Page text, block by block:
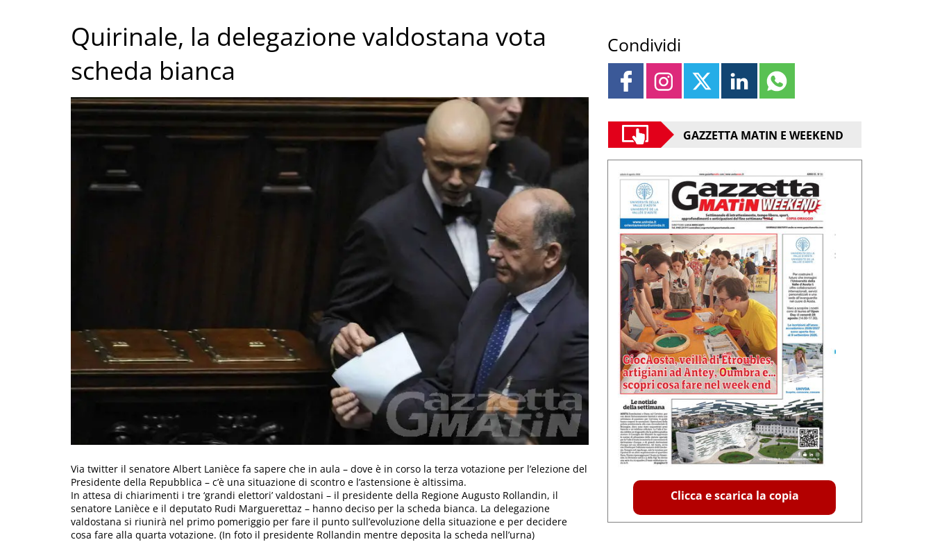
Quirinale, la delegazione valdostana vota
scheda bianca
Via twitter il senatore Albert Lanièce fa sapere che in aula – dove è in corso la terza votazione per l’elezione del
Presidente della Repubblica – c’è una situazione di scontro e l’astensione è altissima.
In attesa di chiarimenti i tre ‘grandi elettori’ valdostani – il presidente della Regione Augusto Rollandin, il
senatore Lanièce e il deputato Rudi Marguerettaz – hanno deciso per la scheda bianca. La delegazione
valdostana si riunirà nel primo pomeriggio per fare il punto sull’evoluzione della situazione e per decidere
cosa fare alla quarta votazione. (In foto il presidente Rollandin mentre deposita la scheda nell’urna)
Condividi
GAZZETTA MATIN E WEEKEND
Clicca e scarica la copia